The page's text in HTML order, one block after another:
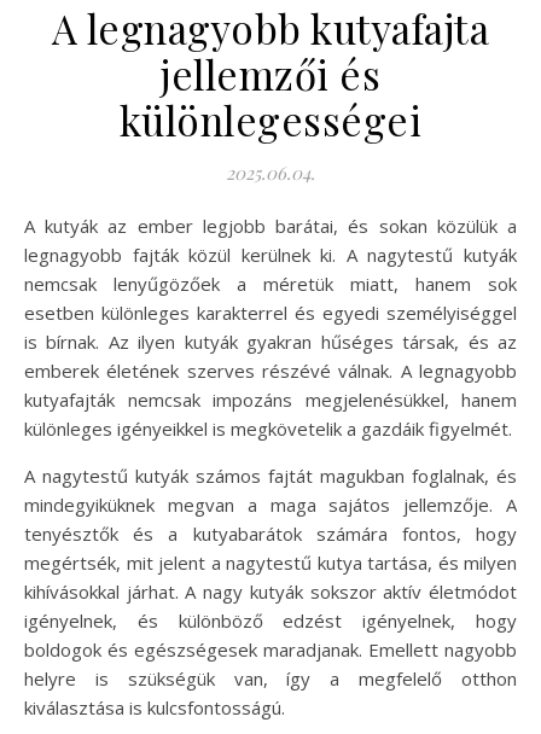
A legnagyobb kutyafajta
jellemzői és
különlegességei
2025.06.04.
A kutyák az ember legjobb barátai, és sokan közülük a
legnagyobb fajták közül kerülnek ki. A nagytestű kutyák
nemcsak lenyűgözőek a méretük miatt, hanem sok
esetben különleges karakterrel és egyedi személyiséggel
is bírnak. Az ilyen kutyák gyakran hűséges társak, és az
emberek életének szerves részévé válnak. A legnagyobb
kutyafajták nemcsak impozáns megjelenésükkel, hanem
különleges igényeikkel is megkövetelik a gazdáik figyelmét.
A nagytestű kutyák számos fajtát magukban foglalnak, és
mindegyiküknek megvan a maga sajátos jellemzője. A
tenyésztők és a kutyabarátok számára fontos, hogy
megértsék, mit jelent a nagytestű kutya tartása, és milyen
kihívásokkal járhat. A nagy kutyák sokszor aktív életmódot
igényelnek, és különböző edzést igényelnek, hogy
boldogok és egészségesek maradjanak. Emellett nagyobb
helyre is szükségük van, így a megfelelő otthon
kiválasztása is kulcsfontosságú.